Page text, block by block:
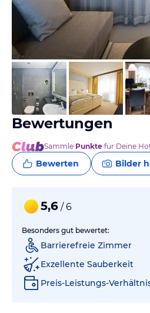
vom Hotelier, Mai 2025
Bewertungen
Sammle Punkte für Deine
Bewerten Bilder
5,6 / 6
Besonders gut bewertet:
Barrierefreie Zimmer
Exzellente Sauberkeit
Preis-Leistungs-